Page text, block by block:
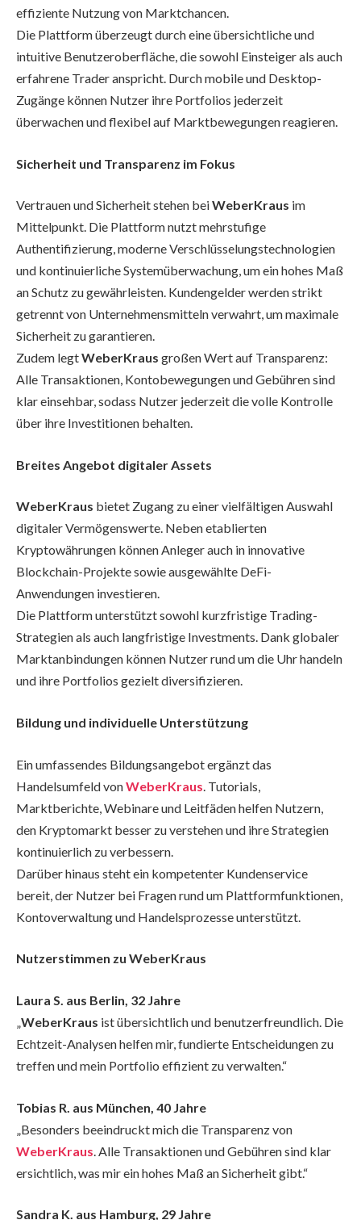
effiziente Nutzung von Marktchancen.
Die Plattform überzeugt durch eine übersichtliche und
intuitive Benutzeroberfläche, die sowohl Einsteiger als auch
erfahrene Trader anspricht. Durch mobile und Desktop-
Zugänge können Nutzer ihre Portfolios jederzeit
überwachen und flexibel auf Marktbewegungen reagieren.
Sicherheit und Transparenz im Fokus
Vertrauen und Sicherheit stehen beiWeberKraus im
Mittelpunkt. Die Plattform nutzt mehrstufige
Authentifizierung, moderne Verschlüsselungstechnologien
und kontinuierliche Systemüberwachung, um ein hohes Maß
an Schutz zu gewährleisten. Kundengelder werden strikt
getrennt von Unternehmensmitteln verwahrt, um maximale
Sicherheit zu garantieren.
Zudem legtWeberKraus großen Wert auf Transparenz:
Alle Transaktionen, Kontobewegungen und Gebühren sind
klar einsehbar, sodass Nutzer jederzeit die volle Kontrolle
über ihre Investitionen behalten.
Breites Angebot digitaler Assets
WeberKraus bietet Zugang zu einer vielfältigen Auswahl
digitaler Vermögenswerte. Neben etablierten
Kryptowährungen können Anleger auch in innovative
Blockchain-Projekte sowie ausgewählte DeFi-
Anwendungen investieren.
Die Plattform unterstützt sowohl kurzfristige Trading-
Strategien als auch langfristige Investments. Dank globaler
Marktanbindungen können Nutzer rund um die Uhr handeln
und ihre Portfolios gezielt diversifizieren.
Bildung und individuelle Unterstützung
Ein umfassendes Bildungsangebot ergänzt das
Handelsumfeld vonWeberKraus . Tutorials,
Marktberichte, Webinare und Leitfäden helfen Nutzern,
den Kryptomarkt besser zu verstehen und ihre Strategien
kontinuierlich zu verbessern.
Darüber hinaus steht ein kompetenter Kundenservice
bereit, der Nutzer bei Fragen rund um Plattformfunktionen,
Kontoverwaltung und Handelsprozesse unterstützt.
Nutzerstimmen zu WeberKraus
Laura S. aus Berlin, 32 Jahre
„WeberKraus ist übersichtlich und benutzerfreundlich. Die
Echtzeit-Analysen helfen mir, fundierte Entscheidungen zu
treffen und mein Portfolio effizient zu verwalten.“
Tobias R. aus München, 40 Jahre
„Besonders beeindruckt mich die Transparenz von
WeberKraus . Alle Transaktionen und Gebühren sind klar
ersichtlich, was mir ein hohes Maß an Sicherheit gibt.“
Sandra K. aus Hamburg, 29 Jahre